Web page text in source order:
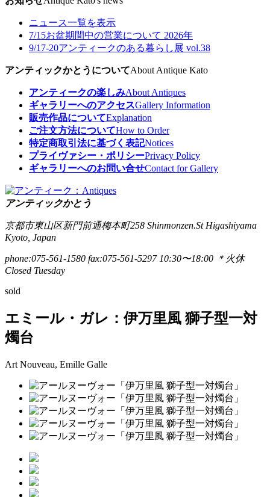
ニュース一覧を表示
7/15お盆期間中の営業について 2026年
9/17-20アンティークのある暮らし展 vol.38
アンティックかとうについてAbout Antique Kato
アンティークの楽しみAbout Antiques
ギャラリーへのアクセスGallery Information
販売作品についてExplanation
ご注文方法についてHow to Order
特定商取引法に基づく表記Notices
プライヴァシー・ポリシーPrivacy Policy
ギャラリーへのお問い合せContact for Gallery
アンティックかとう
京都市東山区新門前通梅本町258 Shinmonzen.St Higashiyama
Kyoto, Japan
phone:075-561-1580 fax:075-561-5297 10:30〜18:00 ＊火休
Closed Tuesday
sold
エミール・ガレ：伊万里風 獅子型一対
燭台
Art Nouveau, Emille Galle